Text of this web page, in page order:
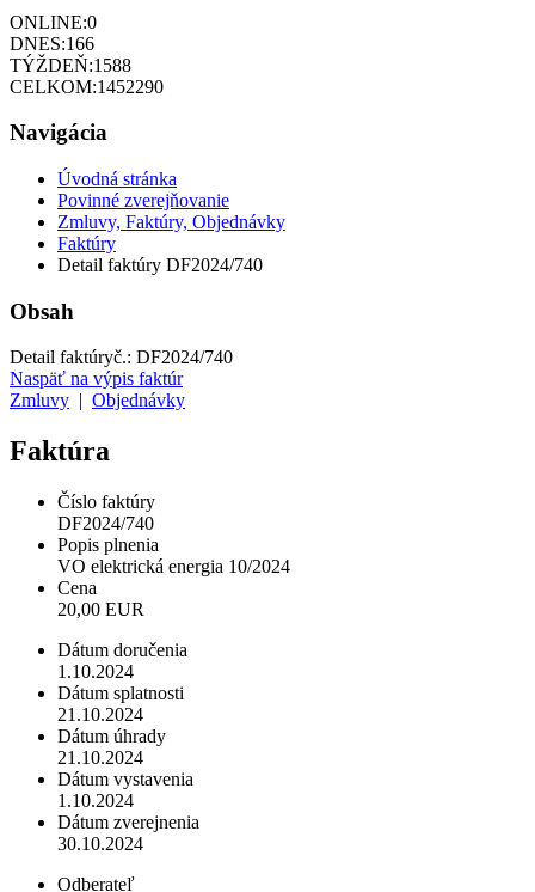
ONLINE:0
DNES:166
TÝŽDEŇ:1588
CELKOM:1452290
Navigácia
Úvodná stránka
Povinné zverejňovanie
Zmluvy, Faktúry, Objednávky
Faktúry
Detail faktúry DF2024/740
Obsah
Detail faktúryč.: DF2024/740
Naspäť na výpis faktúr
Zmluvy
Objednávky
Faktúra
Číslo faktúry
DF2024/740
Popis plnenia
VO elektrická energia 10/2024
Cena
20,00 EUR
Dátum doručenia
1.10.2024
Dátum splatnosti
21.10.2024
Dátum úhrady
21.10.2024
Dátum vystavenia
1.10.2024
Dátum zverejnenia
30.10.2024
Odberateľ